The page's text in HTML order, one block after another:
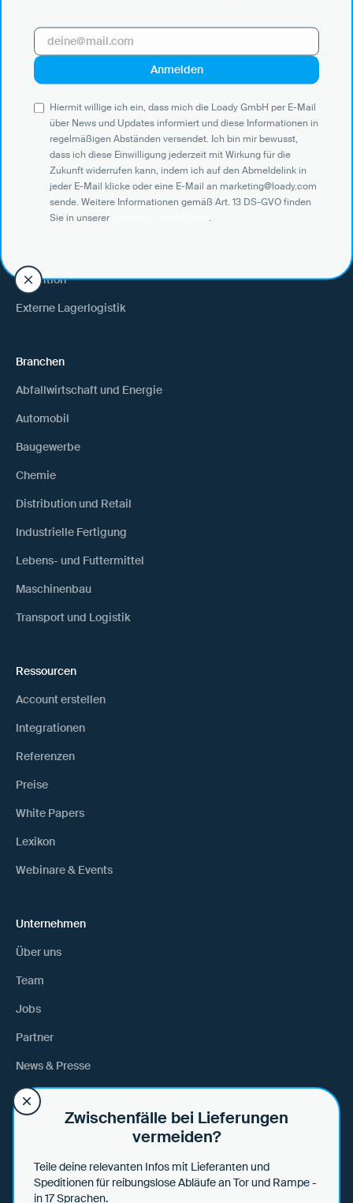
Hiermit willige ich ein, dass mich die Loady GmbH per E-Mail über
News und Updates informiert und diese Informationen in
regelmäßigen Abständen versendet. Ich bin mir bewusst, dass ich
diese Einwilligung jederzeit mit Wirkung für die Zukunft widerrufen
E-Mail an marketing@loady.com sende. Weitere Informationen
gemäß Art. 13 DS-GVO finden Sie in unsererDatenschutzerklärung
Use Cases
Verlader
Spedition
Externe Lagerlogistik
Branchen
Abfallwirtschaft und Energie
Automobil
Baugewerbe
Chemie
Distribution und Retail
Industrielle Fertigung
Lebens- und Futtermittel
Maschinenbau
Transport und Logistik
Ressourcen
Account erstellen
Integrationen
Referenzen
Preise
White Papers
Lexikon
Webinare & Events
Unternehmen
Über uns
Team
Jobs
Partner
News & Presse
Anfahrt
Hilfe & Tipps
Zwischenfälle bei Lieferungen
vermeiden?
Teile deine relevanten Infos mit Lieferanten und
Speditionen für reibungslose Abläufe an Tor und Rampe -
in 17 Sprachen.
Hiermit willige ich ein, dass mich die Loady GmbH per E-Mail
über News und Updates informiert und diese Informationen in
regelmäßigen Abständen versendet. Ich bin mir bewusst,
dass ich diese Einwilligung jederzeit mit Wirkung für die
Zukunft widerrufen kann, indem ich auf den Abmeldelink in
jeder E-Mail klicke oder eine E-Mail an marketing@loady.com
sende. Weitere Informationen gemäß Art. 13 DS-GVO finden
Sie in unserer
.